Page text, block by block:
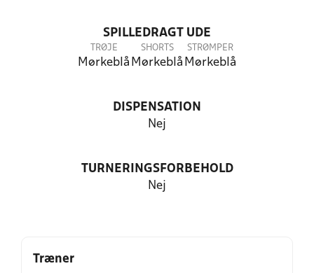
SPILLEDRAGT UDE
TRØJE
Mørkeblå
SHORTS
Mørkeblå
STRØMPER
Mørkeblå
DISPENSATION
Nej
TURNERINGSFORBEHOLD
Nej
Træner